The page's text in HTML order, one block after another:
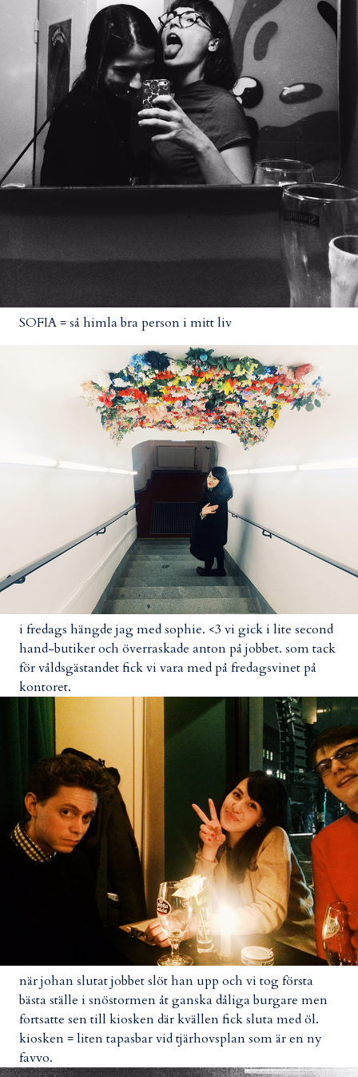
SOFIA = så himla bra person i mitt liv
i fredags hängde jag med sophie. <3 vi gick i lite second
hand-butiker och överraskade anton på jobbet. som tack
för våldsgästandet fick vi vara med på fredagsvinet på
kontoret.
när johan slutat jobbet slöt han upp och vi tog första
bästa ställe i snöstormen åt ganska dåliga burgare men
fortsatte sen till kiosken där kvällen fick sluta med öl.
kiosken = liten tapasbar vid tjärhovsplan som är en ny
favvo.